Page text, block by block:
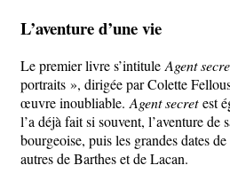
L’aventure d’une vie
Le premier livre s’intituleAgent
portraits », dirigée par Colette
œuvre inoubliable.Agent secretest
l’a déjà fait si souvent, l’aventure
bourgeoise, puis les grandes dates
autres de Barthes et de Lacan.